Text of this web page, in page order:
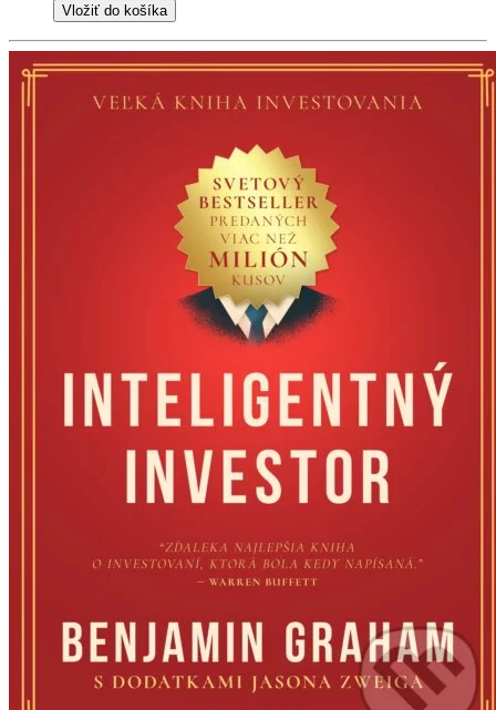
Vložiť do košíka